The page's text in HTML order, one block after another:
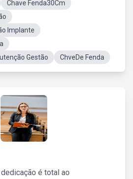
Chave Fenda30Cm
Implante
Gestão
ChveDe Fenda
é total ao